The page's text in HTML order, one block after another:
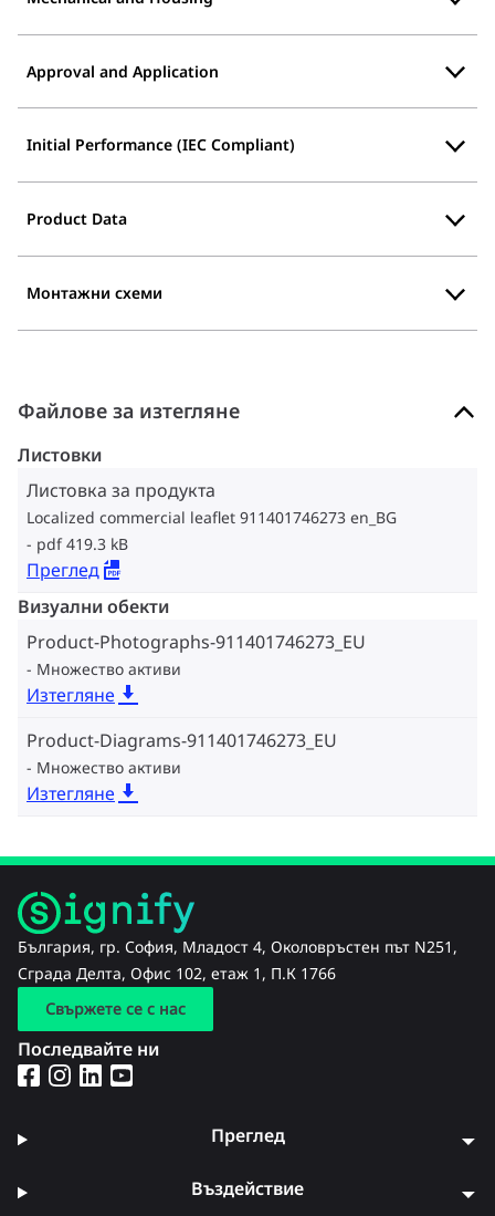
Approval and Application
Initial Performance (IEC Compliant)
Product Data
Монтажни схеми
Файлове за изтегляне
Листовки
Листовка за продукта
Localized commercial leaflet 911401746273 en_BG
pdf 419.3 kB
Преглед
Визуални обекти
Product-Photographs-911401746273_EU
Множество активи
Изтегляне
Product-Diagrams-911401746273_EU
Множество активи
Изтегляне
България, гр. София, Младост 4, Околовръстен път N251,
Сграда Делта, Офис 102, етаж 1, П.К 1766
Свържете се с нас
Последвайте ни
Преглед
Въздействие